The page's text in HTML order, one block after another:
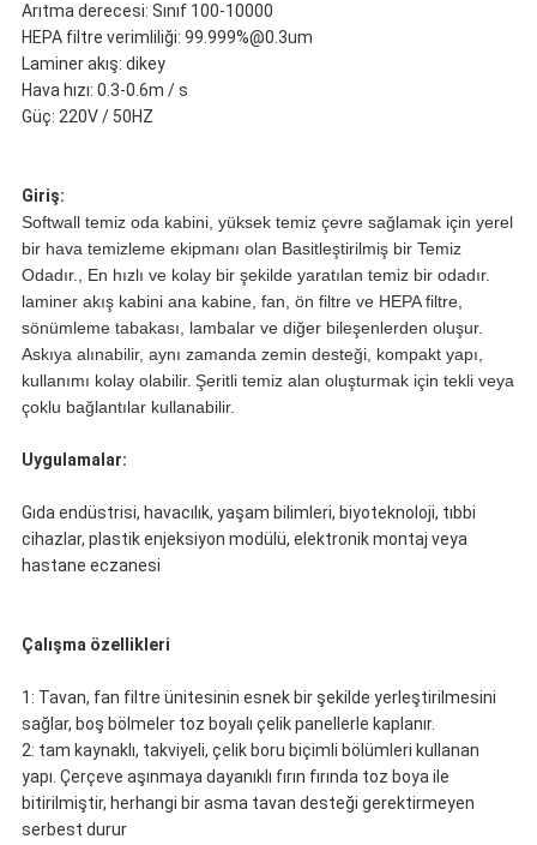
Arıtma derecesi: Sınıf 100-10000
HEPA filtre verimliliği: 99.999%@0.3um
Laminer akış: dikey
Hava hızı: 0.3-0.6m / s
Güç: 220V / 50HZ
Giriş:
Softwall temiz oda kabini, yüksek temiz çevre sağlamak için yerel
bir hava temizleme ekipmanı olan Basitleştirilmiş bir Temiz
Odadır., En hızlı ve kolay bir şekilde yaratılan temiz bir odadır.
laminer akış kabini ana kabine, fan, ön filtre ve HEPA filtre,
sönümleme tabakası, lambalar ve diğer bileşenlerden oluşur.
Askıya alınabilir, aynı zamanda zemin desteği, kompakt yapı,
kullanımı kolay olabilir. Şeritli temiz alan oluşturmak için tekli veya
çoklu bağlantılar kullanabilir.
Uygulamalar:
Gıda endüstrisi, havacılık, yaşam bilimleri, biyoteknoloji, tıbbi
cihazlar, plastik enjeksiyon modülü, elektronik montaj veya
hastane eczanesi
Çalışma özellikleri
1: Tavan, fan filtre ünitesinin esnek bir şekilde yerleştirilmesini
sağlar, boş bölmeler toz boyalı çelik panellerle kaplanır.
2: tam kaynaklı, takviyeli, çelik boru biçimli bölümleri kullanan
yapı. Çerçeve aşınmaya dayanıklı fırın fırında toz boya ile
bitirilmiştir, herhangi bir asma tavan desteği gerektirmeyen
serbest durur